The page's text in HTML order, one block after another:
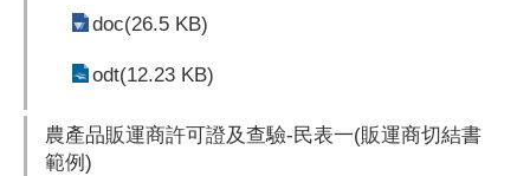
doc(26.5 KB)
odt(12.23 KB)
農產品販運商許可證及查驗-民表一(販運商切結書
範例)